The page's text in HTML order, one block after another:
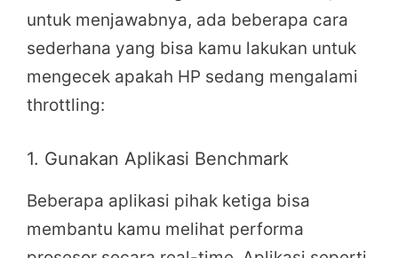
untuk menjawabnya, ada beberapa cara
sederhana yang bisa kamu lakukan untuk
mengecek apakah HP sedang mengalami
throttling:
1. Gunakan Aplikasi Benchmark
Beberapa aplikasi pihak ketiga bisa
membantu kamu melihat performa